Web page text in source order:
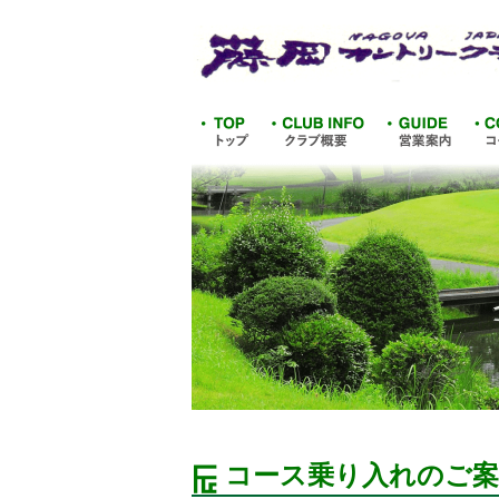
コース乗り入れのご